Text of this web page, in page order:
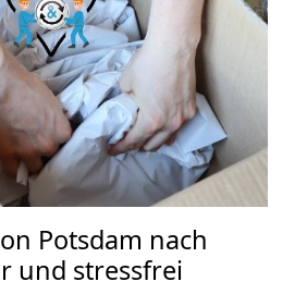
Potsdam nach
und stressfrei